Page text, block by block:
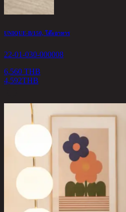
UNIQUE-B/150, โต๊ะอาหาร
22-01-030-000008
6,560 THB
4,592THB